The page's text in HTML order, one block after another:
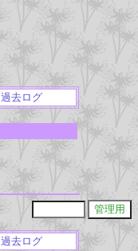
過去ログ
過去ログ